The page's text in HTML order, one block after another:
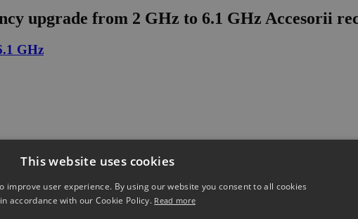
upgrade from 2 GHz to 6.1 GHz Accesorii
GHz
This website uses cookies
improve user experience. By using our website you consent to all cookies
in accordance with our Cookie Policy. Read more